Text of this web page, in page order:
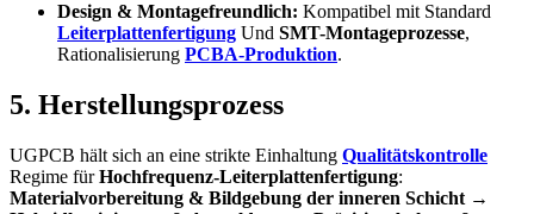
Design & Montagefreundlich: Kompatibel mit Standard
Leiterplattenfertigung Und SMT-Montageprozesse,
Rationalisierung PCBA-Produktion.
5. Herstellungsprozess
UGPCB hält sich an eine strikte Einhaltung Qualitätskontrolle
Regime fürHochfrequenz-Leiterplattenfertigung:
Materialvorbereitung & Bildgebung der inneren Schicht →